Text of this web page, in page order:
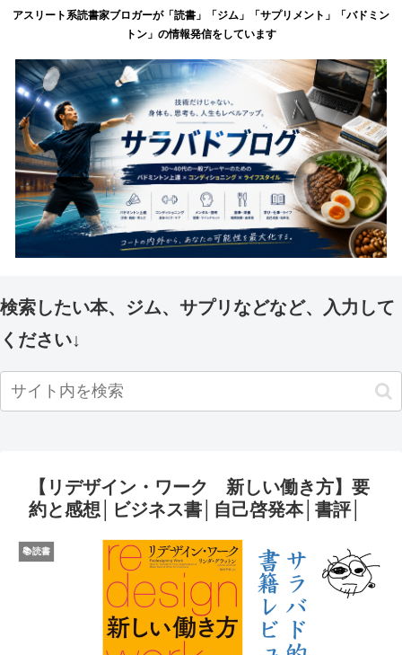
アスリート系読書家ブロガーが「読書」「ジム」「サプリメント」「バドミン
トン」の情報発信をしています
検索したい本、ジム、サプリなどなど、入力して
ください↓
【リデザイン・ワーク 新しい働き方】要
約と感想│ビジネス書│自己啓発本│書評│
📚読書